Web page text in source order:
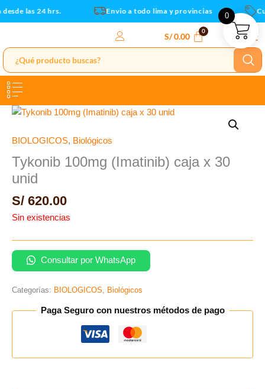
al
las 24 hrs. Envio a todo lima y provincias
S/0.00
BIOLOGICOS, Biológicos
Tykonib 100mg (Imatinib) caja x 30
unid
S/ 620.00
Sin existencias
Consultar por WhatsApp
Categorías: BIOLOGICOS Biológicos
Paga Seguro con nuestros métodos de pago
0